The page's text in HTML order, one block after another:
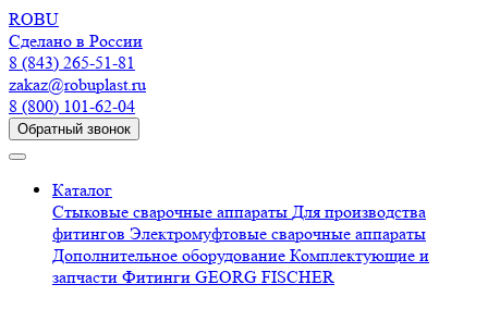
ROBU
Сделано в России
8 (843) 265-51-81
zakaz@robuplast.ru
8 (800) 101-62-04
Обратный звонок
Каталог
Стыковые сварочные аппараты Для производства
фитингов Электромуфтовые сварочные аппараты
Дополнительное оборудование Комплектующие и
запчасти Фитинги GEORG FISCHER